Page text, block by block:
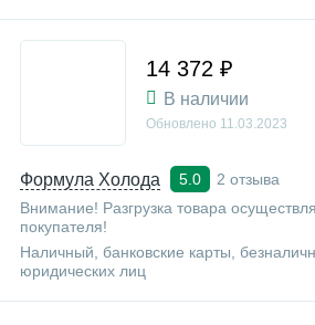
Формула Холода 5.0
2 отзыва
Внимание! Разгрузка товара
покупателя!
Наличный, банковские карты,
юридических лиц
14 372 ₽
В наличии
Обновлено 11.03.2023